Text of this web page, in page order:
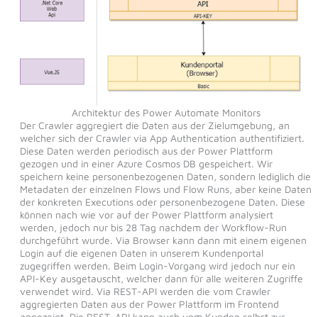
Architektur des Power Automate Monitors
Der Crawler aggregiert die Daten aus der Zielumgebung, an
welcher sich der Crawler via App Authentication authentifiziert.
Diese Daten werden periodisch aus der Power Plattform
gezogen und in einer Azure Cosmos DB gespeichert. Wir
speichern keine personenbezogenen Daten, sondern lediglich die
Metadaten der einzelnen Flows und Flow Runs, aber keine Daten
der konkreten Executions oder personenbezogene Daten. Diese
können nach wie vor auf der Power Plattform analysiert
werden, jedoch nur bis 28 Tag nachdem der Workflow-Run
durchgeführt wurde. Via Browser kann dann mit einem eigenen
Login auf die eigenen Daten in unserem Kundenportal
zugegriffen werden. Beim Login-Vorgang wird jedoch nur ein
API-Key ausgetauscht, welcher dann für alle weiteren Zugriffe
verwendet wird. Via REST-API werden die vom Crawler
aggregierten Daten aus der Power Plattform im Frontend